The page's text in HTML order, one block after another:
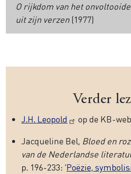
O rijkdom van het
uit zijn verzen(1977)
Verder
J.H. Leopold
op de KB-
Jacqueline Bel, Bloed en
van de Nederlandse
p. 196-233: ‘Poëzie,